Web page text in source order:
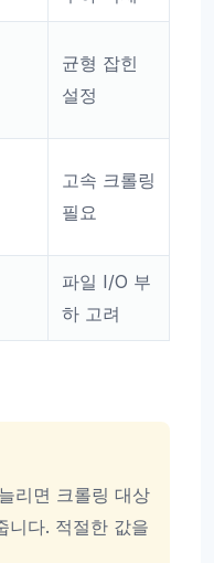
균형 잡힌
설정
고속 크롤링
필요
파일 I/O 부
하 고려
리면 크롤링 대상
니다. 적절한 값을